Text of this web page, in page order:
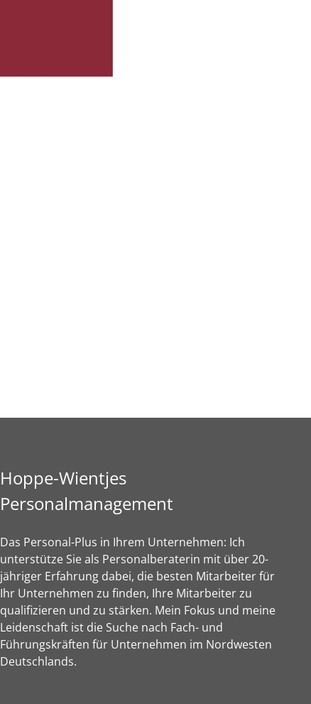
Hoppe-Wientjes
Personalmanagement
Das Personal-Plus in Ihrem Unternehmen: Ich
unterstütze Sie als Personalberaterin mit über 20-
jähriger Erfahrung dabei, die besten Mitarbeiter für
Ihr Unternehmen zu finden, Ihre Mitarbeiter zu
qualifizieren und zu stärken. Mein Fokus und meine
Leidenschaft ist die Suche nach Fach- und
Führungskräften für Unternehmen im Nordwesten
Deutschlands.